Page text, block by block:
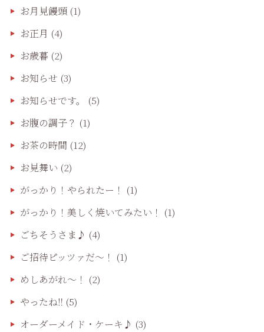
お月見饅頭(1)
お正月 (4)
お歳暮 (2)
お知らせ (3)
お知らせです。
(5)
お腹の調子？ (1)
お茶の時間 (12)
お見舞い (2)
がっかり！やられたー！ (1)
がっかり！美しく焼いてみたい！ (1)
ごちそうさま♪ (4)
ご招待ピッツァだ〜！ (1)
めしあがれ～！ (2)
やったね‼️ (5)
オーダーメイド・ケーキ♪ (3)